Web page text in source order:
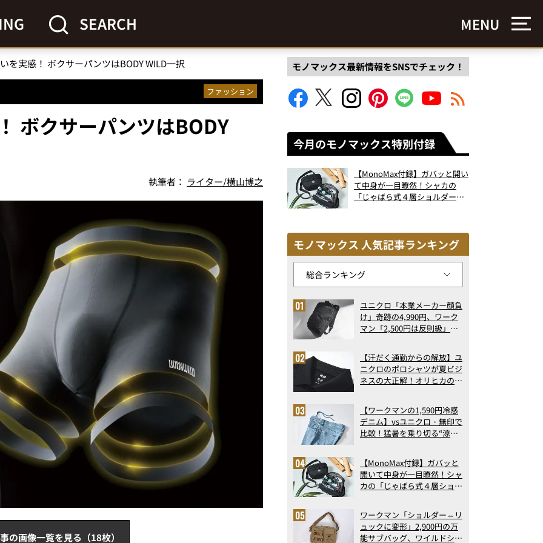
SEARCH MENU
を実感！ ボクサーパンツはBODY WILD一択
ファッション
ボクサーパンツはBODY
執筆者： ライター/横山博之
の画像一覧を見る（18枚）
モノマックス最新情報をSNSでチェック！
今月のモノマックス特別付録
【MonoMax付録】ガバッと開い
て中身が一目瞭然！シャカの
「じゃばら式４層ショルダーバ
モノマックス 人気記事ランキング
ユニクロ「本業メーカー顔負
け」奇跡の4,990円、ワーク
マン「2,500円は反則級」凄
ト3】（2026年6月版）
【汗だく通勤からの解放】ユ
ニクロのポロシャツが夏ビジ
ネスの大正解！オリヒカの透
アの実力
【ワークマンの1,590円冷感
デニム】vsユニクロ・無印で
比較！猛暑を乗り切る“涼感
で決定版
【MonoMax付録】ガバッと
開いて中身が一目瞭然！シャ
カの「じゃばら式４層ショル
った！
ワークマン「ショルダー⇔リ
ュックに変形」2,900円の万
能サブバッグ、ワイルドシン